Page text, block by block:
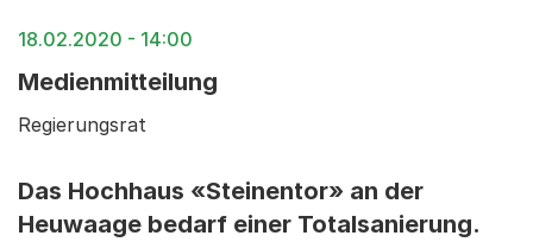
18.02.2020 - 14:00
Medienmitteilung
Regierungsrat
Das Hochhaus «Steinentor» an der
Heuwaage bedarf einer Totalsanierung.